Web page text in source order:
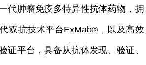
代肿瘤免疫多特异性抗体药物，拥
双抗技术平台ExMab®，以及高效
证平台，具备从抗体发现、验证、